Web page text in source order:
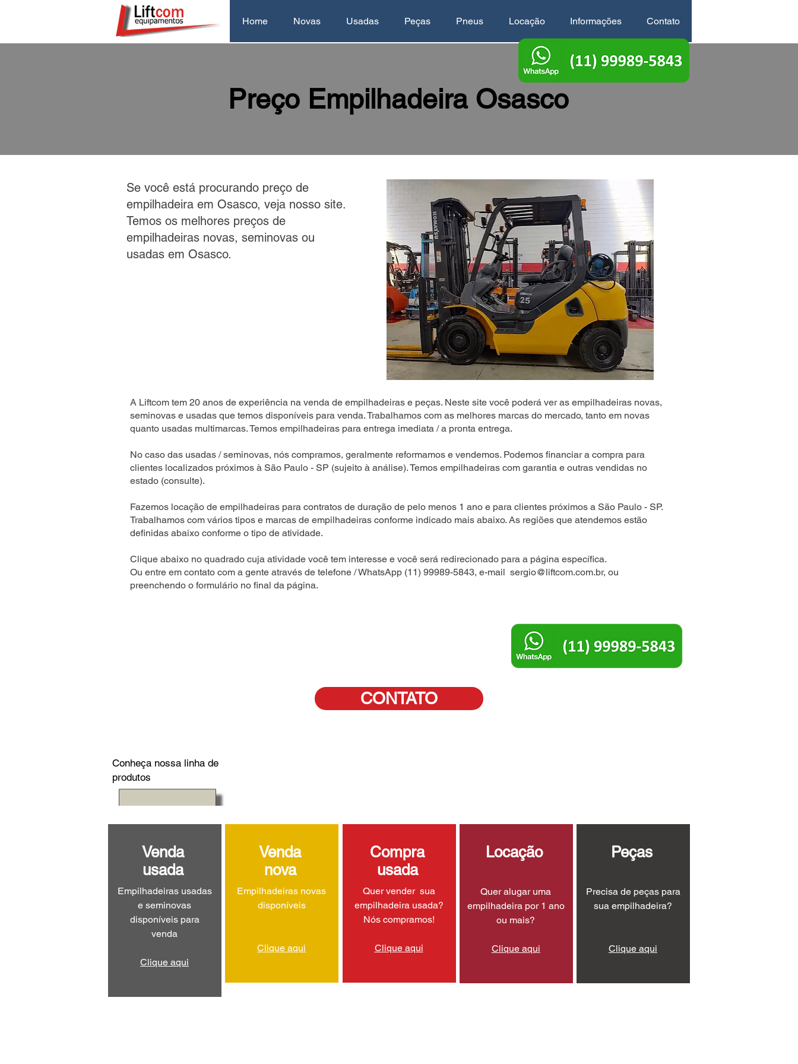
Home Novas Usadas Peças Pneus Locação Informações Contato
Preço Empilhadeira Osasco
Se você está procurando preço de
empilhadeira em Osasco, veja nosso site.
Temos os melhores preços de
empilhadeiras novas, seminovas ou
usadas em Osasco.
A Liftcom tem 20 anos de experiência na venda de empilhadeiras e peças. Neste site você poderá ver as empilhadeiras novas,
seminovas e usadas que temos disponíveis para venda. Trabalhamos com as melhores marcas do mercado, tanto em novas
quanto usadas multimarcas. Temos empilhadeiras para entrega imediata / a pronta entrega.
No caso das usadas / seminovas, nós compramos, geralmente reformamos e vendemos. Podemos financiar a compra para
clientes localizados próximos à São Paulo - SP (sujeito à análise). Temos empilhadeiras com garantia e outras vendidas no
estado (consulte).
Fazemos locação de empilhadeiras para contratos de duração de pelo menos 1 ano e para clientes próximos a São Paulo - SP.
Trabalhamos com vários tipos e marcas de empilhadeiras conforme indicado mais abaixo. As regiões que atendemos estão
definidas abaixo conforme o tipo de atividade.
Clique abaixo no quadrado cuja atividade você tem interesse e você será redirecionado para a página específica.
Ou entre em contato com a gente através de telefone / WhatsApp (11) 99989-5843, e-mail sergio@liftcom.com.br, ou
preenchendo o formulário no final da página.
CONTATO
Conheça nossa linha de
produtos
Venda
usada
Empilhadeiras usadas
e seminovas
disponíveis para
venda
Clique aqui
Venda
nova
Empilhadeiras novas
disponíveis
Clique aqui
Compra
usada
Quer vender sua
empilhadeira usada?
Nós compramos!
Clique aqui
Locação
Quer alugar uma
empilhadeira por 1 ano
ou mais?
Clique aqui
Peças
Precisa de peças para
sua empilhadeira?
Clique aqui